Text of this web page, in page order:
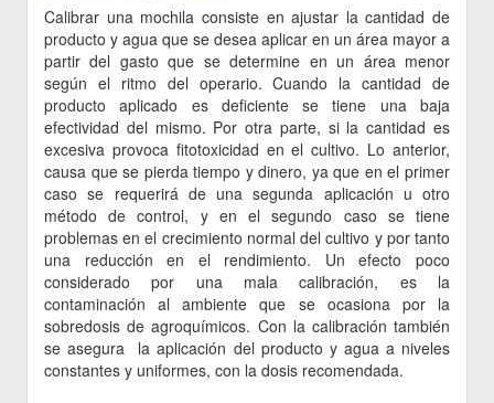
Calibrar una mochila consiste en ajustar la cantidad de
producto y agua que se desea aplicar en un área mayor a
partir del gasto que se determine en un área menor
según el ritmo del operario. Cuando la cantidad de
producto aplicado es deficiente se tiene una baja
efectividad del mismo. Por otra parte, si la cantidad es
excesiva provoca fitotoxicidad en el cultivo. Lo anterior,
causa que se pierda tiempo y dinero, ya que en el primer
caso se requerirá de una segunda aplicación u otro
método de control, y en el segundo caso se tiene
problemas en el crecimiento normal del cultivo y por tanto
una reducción en el rendimiento. Un efecto poco
considerado por una mala calibración, es la
contaminación al ambiente que se ocasiona por la
sobredosis de agroquímicos. Con la calibración también
se asegura la aplicación del producto y agua a niveles
constantes y uniformes, con la dosis recomendada.